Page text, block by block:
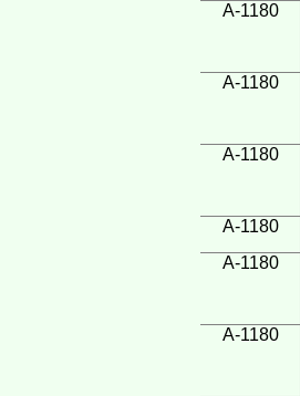
A-1180
A-1180
A-1180
A-1180
A-1180
A-1180